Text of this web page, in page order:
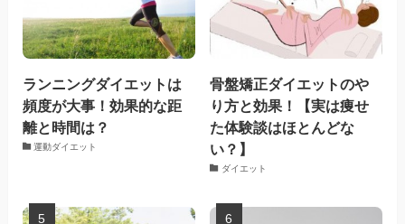
ランニングダイエットは
頻度が大事！効果的な距
離と時間は？
運動ダイエット
骨盤矯正ダイエットのや
り方と効果！【実は痩せ
た体験談はほとんどな
い？】
ダイエット